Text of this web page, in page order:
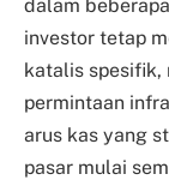
dalam
investor tetap
katalis spesifik,
permintaan
arus kas yang
pasar mulai